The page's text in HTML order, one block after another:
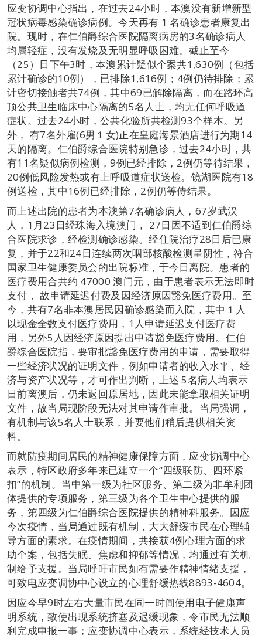
应变协调中心指出，在过去24小时，本澳没有新增新型
冠状病毒感染确诊病例。今天再有 1 名确诊患者康复出
院。现时，在仁伯爵综合医院隔离病房的3名确诊病人
均属轻症，没有发烧及无明显呼吸困难。截止至今
（25）日下午3时，本澳累计疑似个案共1,630例（包括
累计确诊的10例），已排除1,616例；4例仍待排除；累
计密切接触者共74例，其中69已解除隔离，而在路环高
顶公共卫生临床中心隔离的5名人士，均无任何呼吸道
症状。过去24小时，公共化验所共检测93个样本。另
外， 有7名外雇(6男１女)正在皇庭海景酒店进行为期14
天的隔离。仁伯爵综合医院特别急诊，过去24小时，共
有11名疑似病例检测，9例已经排除，2例仍等待结果，
20例低风险发热或有上呼吸道症状送检。镜湖医院有18
例送检，其中16例已经排除，2例仍等侍结果。
而上述出院的患者为本澳第7名确诊病人，67岁武汉
人，1月23日经珠海入境澳门， 27日因不适到仁伯爵综
合医院求诊，经检测确诊感染。经住院治疗28日后已康
复，并于22和24日连续两次咽部核酸检测呈阴性，符合
国家卫生健康委员会的出院标准，于今日离院。患者的
医疗费用合共约 47000 澳门元，由于患者表示无法即时
支付， 故申请延迟付费及因经济原因豁免医疗费用。至
今，共有7名非本澳居民因确诊感染而入院，其中１人
以现金全数支付医疗费用，1人申请延迟支付医疗费
用，另外5人因经济原因提出申请豁免医疗费用。仁伯
爵综合医院指，要审批豁免医疗费用的申请，需要取得
一些经济状况的证明文件，例如申请者的收入水平、经
济与资产状况等，才可作出判断，上述 5名病人均表示
日前离澳后，仍未返回原居地，因此未能拿取相关证明
文件，故当局现阶段无法对其申请作审批。当局强调，
有机制与该5名人士联系，并要他们稍后提供相关资
料。
而就防疫期间居民的精神健康保障方面，应变协调中心
表示，特区政府多年来已建立一个“四级联防、四环紧
扣”的机制。当中第一级为社区服务、第二级为非牟利团
体提供的专项服务，第三级为各个卫生中心提供的服
务，第四级为仁伯爵综合医院提供的精神科服务。因应
今次疫情，当局通过既有机制，大大舒缓市民在心理辅
导方面的素求。在疫情期间，共接获4例心理方面的求
助个案，包括失眠、焦虑和抑郁等情况，均通过有关机
制给予支援。当局呼吁市民如有需要作精神情绪支援，
可致电应变调协中心设立的心理舒缓热线8893-4604。
因应今早9时左右大量市民在同一时间使用电子健康声
明系统，致使出现系统挤塞及迟缓现象，令市民无法顺
利完成申报一事；应变协调中心表示，系统经技术人员